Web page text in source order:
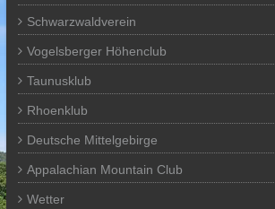
Schwarzwaldverein
Vogelsberger Höhenclub
Taunusklub
Rhoenklub
Deutsche Mittelgebirge
Appalachian Mountain Club
Wetter